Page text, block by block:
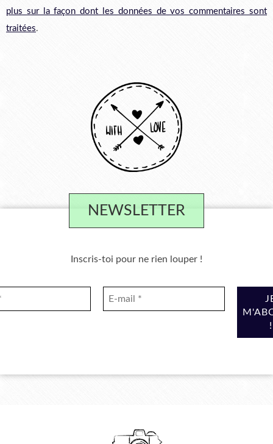
plus sur la façon dont les données de vos commentaires sont
traitées.
NEWSLETTER
Inscris-toi pour ne rien louper !